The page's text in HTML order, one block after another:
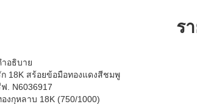
ร
าอธิบาย
ก 18K สร้อยข้อมือทองแดงสีชมพู
. N6036917
งกุหลาบ 18K (750/1000)